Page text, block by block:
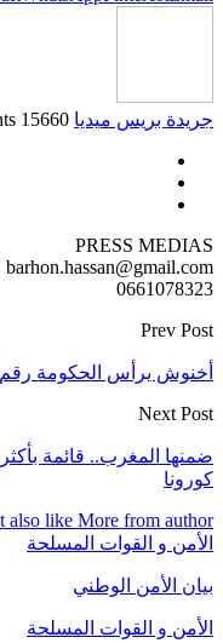
جريدة بريس ميديا 15660 posts
PRESS MEDIAS
barhon.hassan@gmail.com
0661078323
Prev Post
أخنوش يرأس الحكومة رقم 32 في تاريخ الحكومات في المغرب
Next Post
ضمنها المغرب.. قائمة بأكثر
كورونا
also like More from author
الأمن و القوات المسلحة
بيان الأمن الوطني
الأمن و القوات المسلحة